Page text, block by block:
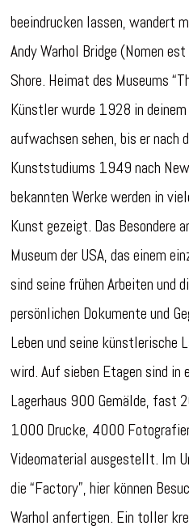
beeindrucken lassen, wandert
Andy Warhol Bridge (Nomen
Shore. Heimat des Museums
Künstler wurde 1928 in
aufwachsen sehen, bis er nach
Kunststudiums 1949 nach
bekannten Werke werden in
Kunst gezeigt. Das Besondere
Museum der USA, das einem
sind seine frühen Arbeiten und
persönlichen Dokumente und
Leben und seine künstlerische
wird. Auf sieben Etagen sind
Lagerhaus 900 Gemälde, fast
1000 Drucke, 4000
Videomaterial ausgestellt. Im
die “Factory”, hier können
Warhol anfertigen. Ein toller